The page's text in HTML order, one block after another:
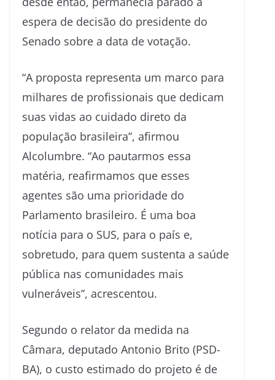
espera de decisão do presidente do
Senado sobre a data de votação.
“A proposta representa um marco para
milhares de profissionais que dedicam
suas vidas ao cuidado direto da
população brasileira”, afirmou
Alcolumbre. “Ao pautarmos essa
matéria, reafirmamos que esses
agentes são uma prioridade do
Parlamento brasileiro. É uma boa
notícia para o SUS, para o país e,
sobretudo, para quem sustenta a saúde
pública nas comunidades mais
vulneráveis”, acrescentou.
Segundo o relator da medida na
Câmara, deputado Antonio Brito (PSD-
BA), o custo estimado do projeto é de